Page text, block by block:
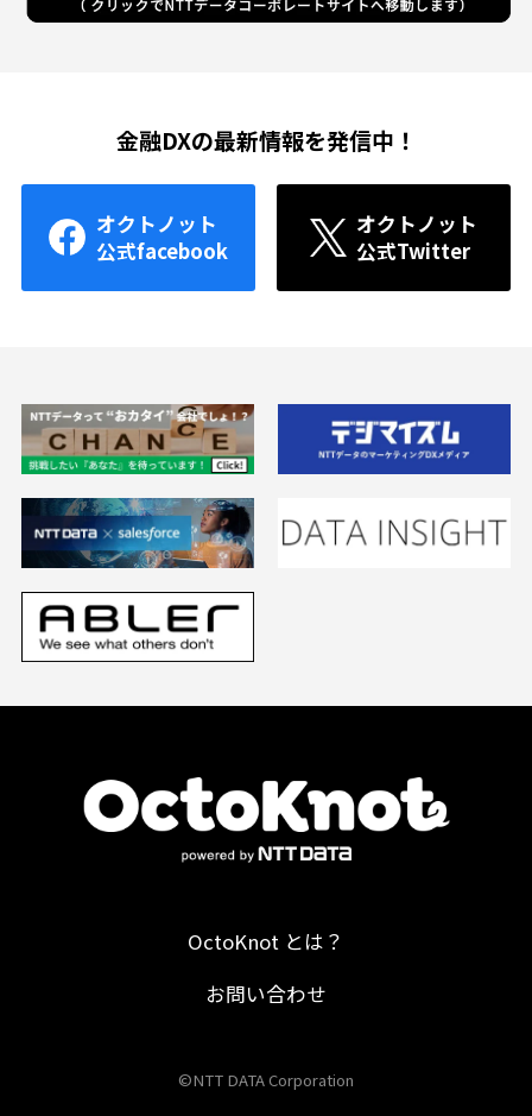
金融DXの最新情報を発信中！
オクトノット
公式facebook
オクトノット
公式Twitter
OctoKnot とは？
お問い合わせ
©NTT DATA Corporation